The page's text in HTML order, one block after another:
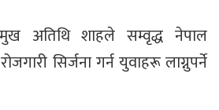
अतिथि शाहले सम्वृद्ध नेपाल
सिर्जना गर्न युवाहरू लाग्नुपर्ने